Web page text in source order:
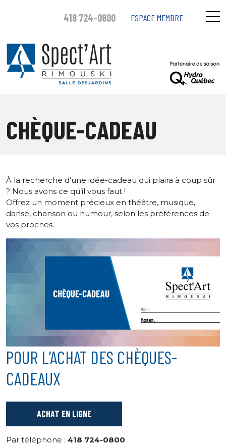
418 724-0800 ESPACE MEMBRE
CHÈQUE-CADEAU
À la recherche d’une idée-cadeau qui plaira à coup sûr
? Nous avons ce qu’il vous faut !
Offrez un moment précieux en théâtre, musique,
danse, chanson ou humour, selon les préférences de
vos proches.
POUR L’ACHAT DES CHÈQUES-
CADEAUX
ACHAT EN LIGNE
Par téléphone : 418 724-0800